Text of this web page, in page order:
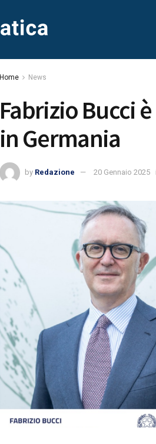
Home News
Fabrizio Bucci
in Germania
by Redazione 20 Gennaio 2025